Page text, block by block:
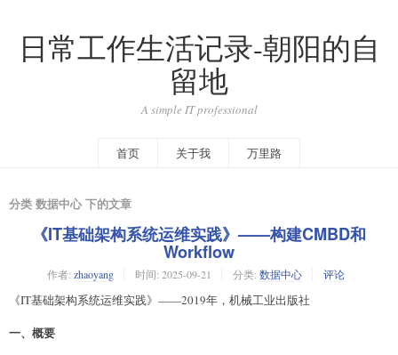
日常工作生活记录-朝阳的自
留地
A simple IT professional
首页 关于我 万里路
分类 数据中心 下的文章
《IT基础架构系统运维实践》——构建CMBD和
Workflow
作者: zhaoyang 时间: 2025-09-21 分类: 数据中心 评论
《IT基础架构系统运维实践》——2019年，机械工业出版社
一、概要